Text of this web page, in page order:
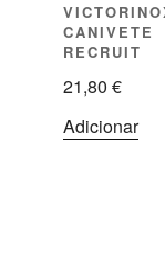
CANIVETE
RECRUIT
21,80 €
Adicionar